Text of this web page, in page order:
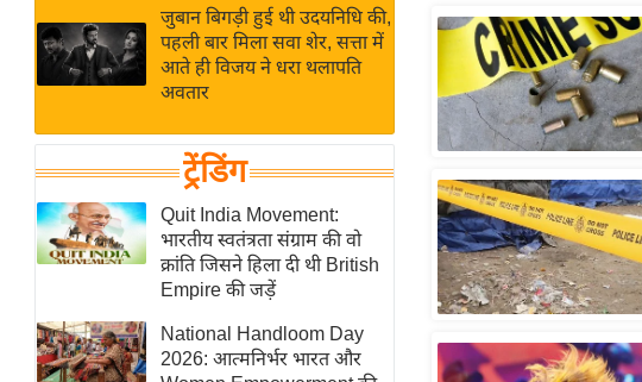
News in
Hindi
News
Hindi
Videos
विशेषज्ञ
राय
खेल
क्रिकेट
IPL
2026
ई-पेपर
मिसाल बेमिसाल
जुबान बिगड़ी हुई थी उदयनिधि की,
पहली बार मिला सवा शेर, सत्ता में
आते ही विजय ने धरा थलापति
अवतार
ट्रेंडिंग
Quit India Movement:
भारतीय स्वतंत्रता संग्राम की वो
क्रांति जिसने हिला दी थी British
Empire की जड़ें
National Handloom Day
2026: आत्मनिर्भर भारत और